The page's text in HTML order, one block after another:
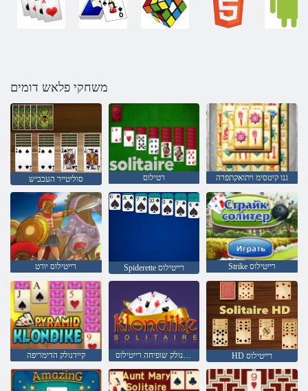
משחקי פלאש דומים
סוליטייר העכביש רטילוס גנו קיטסימ ויתואקתפרה
רייטילוס יורט Spiderette רייטילוס Strike רייטילוס
קיידנולק הדימריפה קיידנולק שופיחה רייטילוס HD רייטילוס